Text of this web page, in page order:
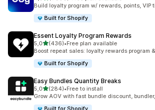
Build loyalty program w/ rewards, points, VIP
Built for Shopify
Essent Loyalty Program Rewards
5,0z 5 hvězd
(436)
Celkový počet recenzí: 436
•Free plan available
Boost repeat sales: loyalty rewards program
Built for Shopify
Easy Bundles Quantity Breaks
5,0z 5 hvězd
(284)
Celkový počet recenzí: 284
•Free to install
Grow AOV with fast bundle discount,